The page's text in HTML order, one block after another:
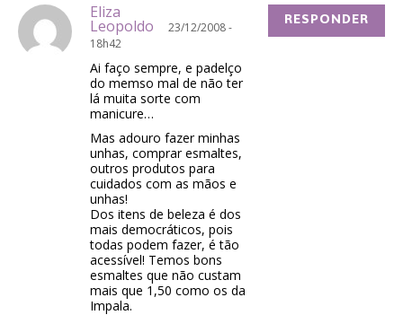
Eliza
Leopoldo
23/12/2008 -
18h42
Ai faço sempre, e padelço
do memso mal de não ter
lá muita sorte com
manicure…
Mas adouro fazer minhas
unhas, comprar esmaltes,
outros produtos para
cuidados com as mãos e
unhas!
Dos itens de beleza é dos
mais democráticos, pois
todas podem fazer, é tão
acessível! Temos bons
esmaltes que não custam
mais que 1,50 como os da
Impala.
RESPONDER